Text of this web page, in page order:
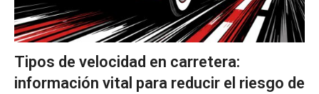
Tipos de velocidad en carretera:
información vital para reducir el riesgo de